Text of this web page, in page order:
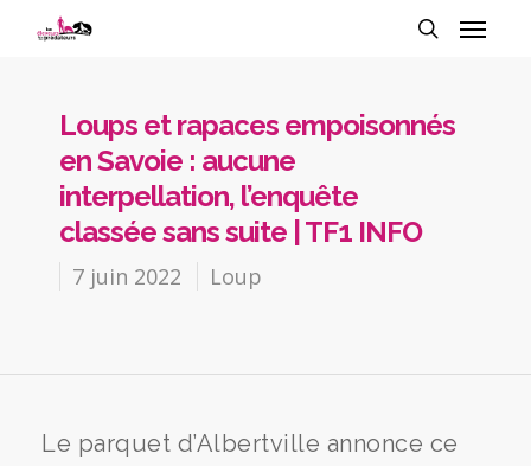
Loups et rapaces empoisonnés
en Savoie : aucune
interpellation, l’enquête
classée sans suite | TF1 INFO
7 juin 2022 Loup
Le parquet d’Albertville annonce ce